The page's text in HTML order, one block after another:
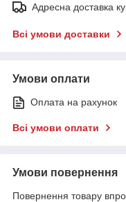
Адресна доставка
Всі умови доставки
Умови оплати
Оплата на рахунок
Всі умови оплати
Умови повернення
Повернення товару